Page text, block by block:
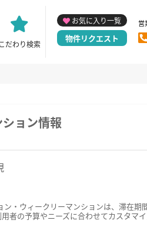
こだわり検索
お気に入り一覧
物件リクエスト
営
ョン情報
・ウィークリーマンションは、滞在期
者の予算やニーズに合わせてカスタマ